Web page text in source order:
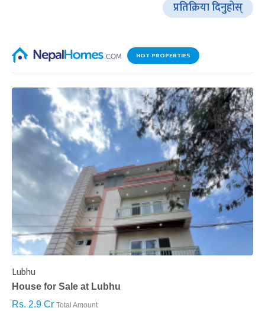
प्रतिक्रिया दिनुहोस्
HOT PROPERTIES
Lubhu
House for Sale at Lubhu
Rs. 2.9 Cr Total Amount